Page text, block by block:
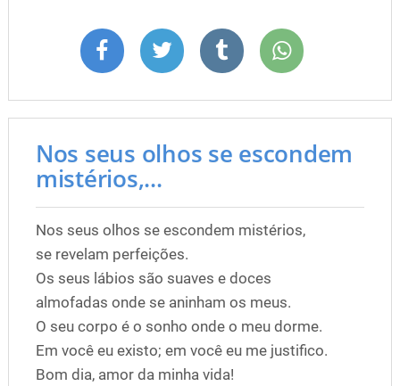
Nos seus olhos se escondem
mistérios,...
Nos seus olhos se escondem mistérios,
se revelam perfeições.
Os seus lábios são suaves e doces
almofadas onde se aninham os meus.
O seu corpo é o sonho onde o meu dorme.
Em você eu existo; em você eu me justifico.
Bom dia, amor da minha vida!